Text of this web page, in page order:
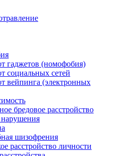
гаджетов (номофобия)
социальных сетей
вейпинга (электронных
бредовое расстройство
шизофрения
расстройство личности